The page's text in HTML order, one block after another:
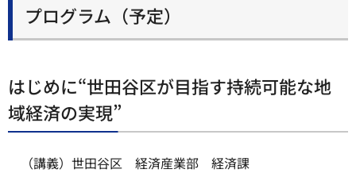
プログラム（予定）
はじめに“世田谷区が目指す持続可能な地
域経済の実現”
（講義）世田谷区 経済産業部 経済課